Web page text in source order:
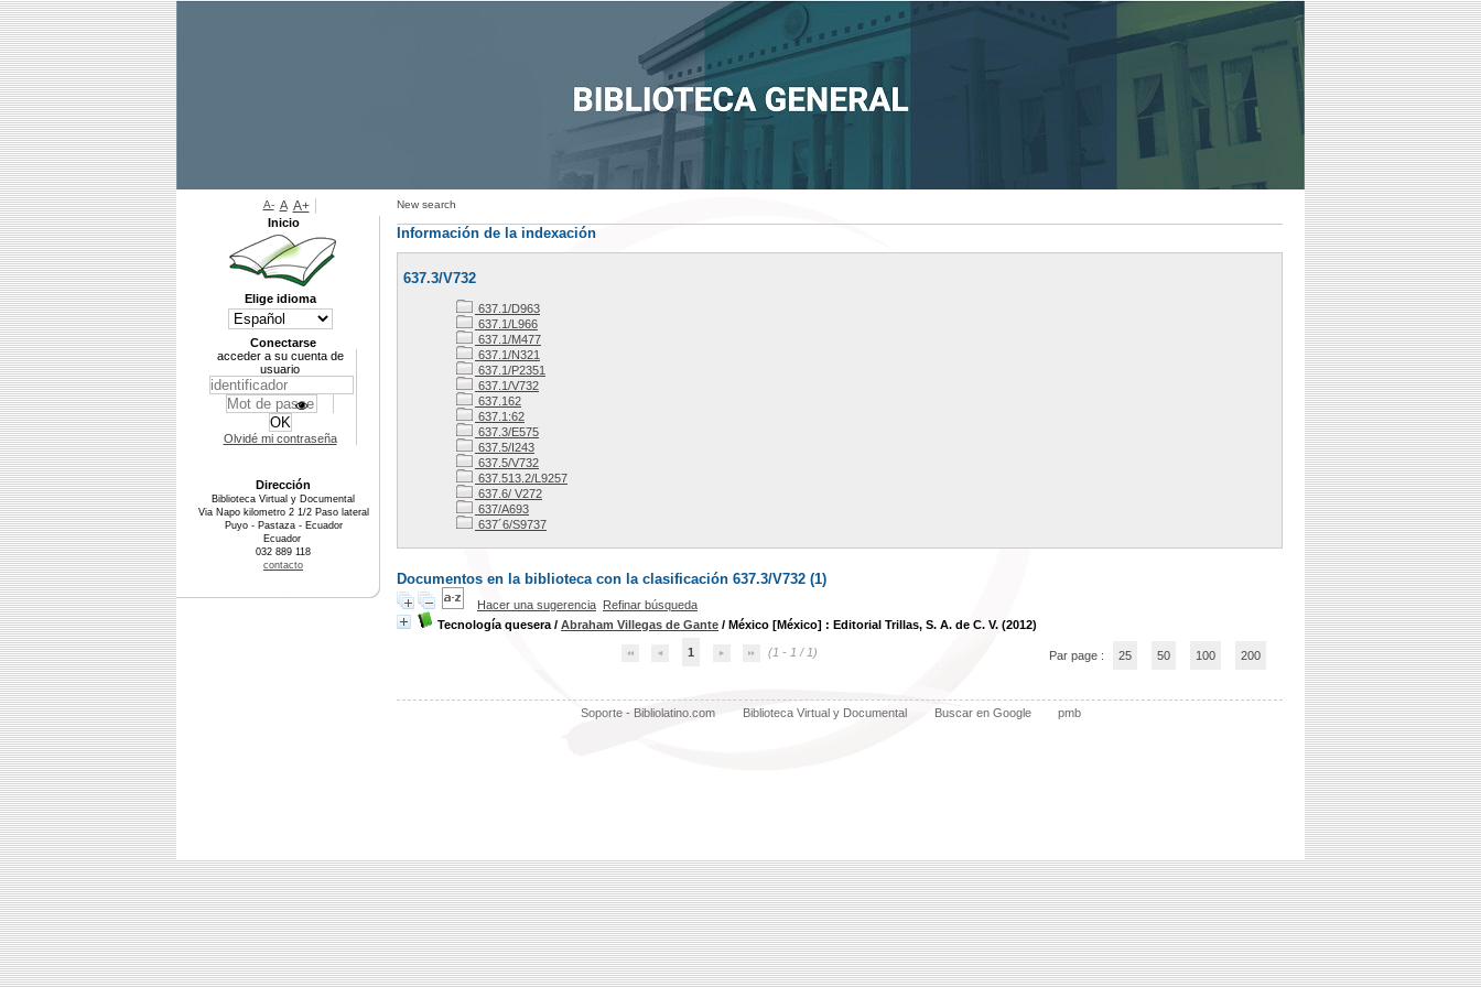
New search
Información de la indexación
637.3/V732
637.1/D963
637.1/L966
637.1/M477
637.1/N321
637.1/P2351
637.1/V732
637.162
637.1:62
637.3/E575
637.5/I243
637.5/V732
637.513.2/L9257
637.6/ V272
637/A693
637´6/S9737
Documentos en la biblioteca con la clasificación 637.3/V732 (1)
Hacer una sugerencia Refinar búsqueda
Tecnología quesera / Abraham Villegas de Gante / México [México] : Editorial Trillas, S. A. de C. V. (2012)
1 (1 - 1 / 1) Par page : 25 50 100 200
Soporte - Bibliolatino.com Biblioteca Virtual y Documental Buscar en Google pmb
A- A A+
Inicio
Elige idioma
Conectarse
acceder a su cuenta de
usuario
Olvidé mi contraseña
Dirección
Biblioteca Virtual y Documental
Via Napo kilometro 2 1/2 Paso lateral
Puyo - Pastaza - Ecuador
Ecuador
032 889 118
contacto